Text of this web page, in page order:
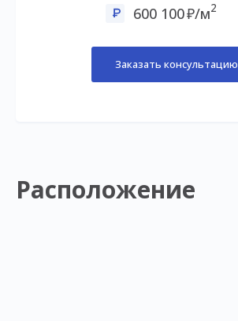
600 100 /м2
Заказать консультацию
Расположение